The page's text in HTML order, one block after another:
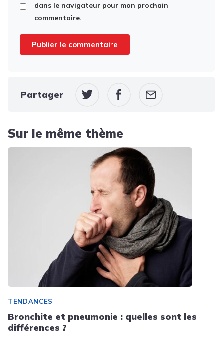
dans le navigateur pour mon prochain
commentaire.
Partager
Sur le même thème
TENDANCES
Bronchite et pneumonie : quelles sont les
différences ?